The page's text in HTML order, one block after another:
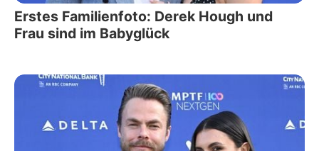
Erstes Familienfoto: Derek Hough und
Frau sind im Babyglück